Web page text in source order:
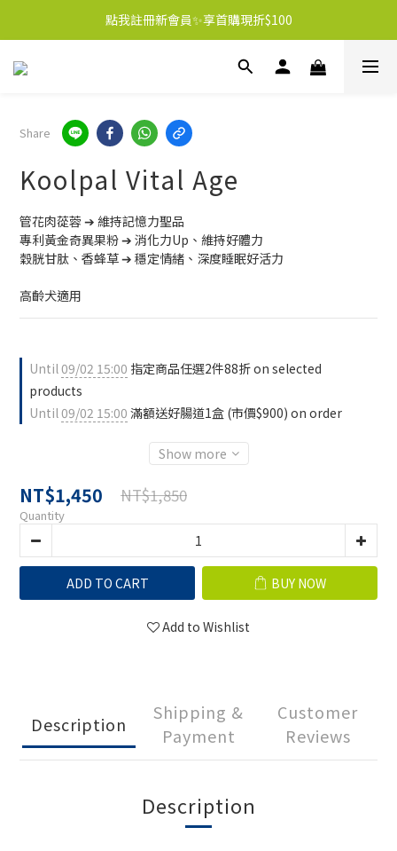
點我註冊新會員✨享首購現折$100
Share
Koolpal Vital Age
管花肉蓯蓉 ➔ 維持記憶力聖品
專利黃金奇異果粉 ➔ 消化力Up、維持好體力
穀胱甘肽、香蜂草 ➔ 穩定情緒、深度睡眠好活力
高齡犬適用
Until09/02 15:00 指定商品任選2件88折 on selected
products
Until09/02 15:00 滿額送好腸道1盒 (市價$900) on order
Show more
NT$1,450 NT$1,850
Quantity
ADD TO CART BUY NOW
Add to Wishlist
Description
Shipping &
Payment
Customer
Reviews
Description